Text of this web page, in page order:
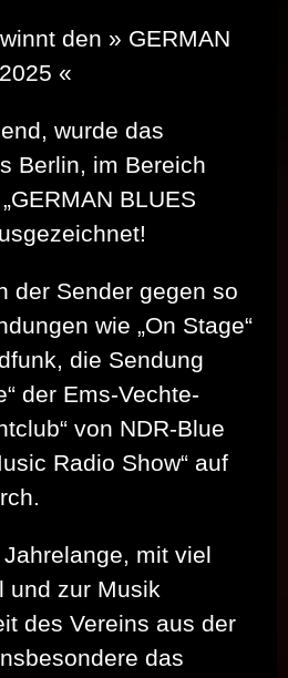
den » GERMAN
«
wurde das
Berlin, im Bereich
BLUES
der Sender gegen so
wie „On Stage“
die Sendung
der Ems-Vechte-
von NDR-Blue
Radio Show“ auf
mit viel
und zur Musik
des Vereins aus der
das